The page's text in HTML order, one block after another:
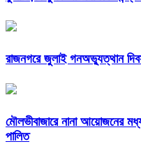
রাজনগরে জুলাই গনঅভ্যুত্থান
মৌলভীবাজারে নানা আয়োজনের
পালিত